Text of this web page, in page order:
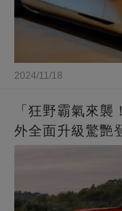
2024/11/18
「狂野霸氣來
外全面升級驚艷